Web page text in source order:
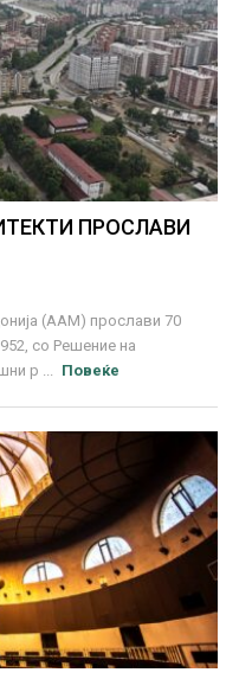
ПРОСЛАВИ
(ААМ) прослави 70
со Решение на
р ...
Повеќе